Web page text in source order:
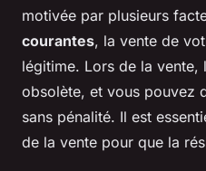
motivée par plusieurs
courantes, la vente de
légitime. Lors de la vente,
obsolète, et vous pouvez
sans pénalité. Il est
de la vente pour que la